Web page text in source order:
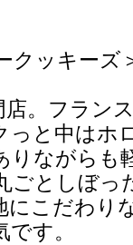
クッキー
。フラン
っと中はホ
りながらも
ごとしぼっ
にこだわり
す。